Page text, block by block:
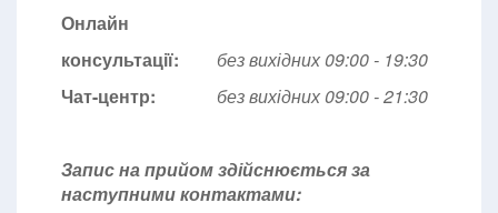
Онлайн
консультації:
без вихідних 09:00 - 19:30
Чат-центр:
без вихідних 09:00 - 21:30
Запис на прийом здійснюється за
наступними контактами: